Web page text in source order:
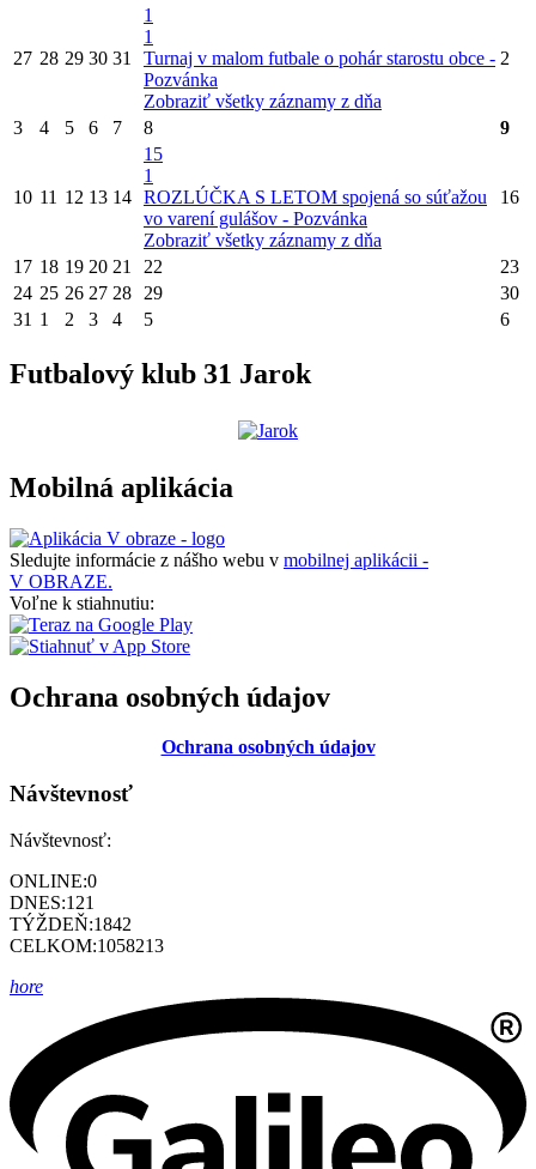
27 28 29 30 31
1
1
Turnaj v malom futbale o pohár starostu obce -
Pozvánka
Zobraziť všetky záznamy z dňa
2
3 4 5 6 7 8 9
10 11 12 13 14
15
1
ROZLÚČKA S LETOM spojená so súťažou
vo varení gulášov - Pozvánka
Zobraziť všetky záznamy z dňa
16
17 18 19 20 21 22
23
24 25 26 27 28 29
30
31 1 2 3 4 5 6
Futbalový klub 31 Jarok
Mobilná aplikácia
Sledujte informácie z nášho webu v mobilnej aplikácii -
V OBRAZE.
Voľne k stiahnutiu:
Ochrana osobných údajov
Ochrana osobných údajov
Návštevnosť
Návštevnosť:
ONLINE:0
DNES:121
TÝŽDEŇ:1842
CELKOM:1058213
hore